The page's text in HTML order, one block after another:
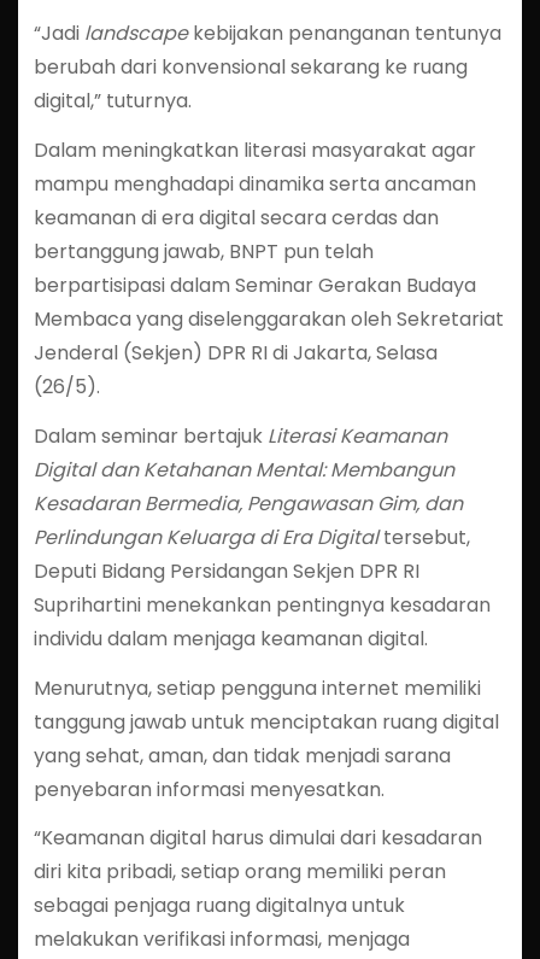
“Jadi landscapekebijakan penanganan tentunya
berubah dari konvensional sekarang ke ruang
digital,” tuturnya.
Dalam meningkatkan literasi masyarakat agar
mampu menghadapi dinamika serta ancaman
keamanan di era digital secara cerdas dan
bertanggung jawab, BNPT pun telah
berpartisipasi dalam Seminar Gerakan Budaya
Membaca yang diselenggarakan oleh Sekretariat
Jenderal (Sekjen) DPR RI di Jakarta, Selasa
(26/5).
Dalam seminar bertajuk Literasi Keamanan
Digital dan Ketahanan Mental: Membangun
Kesadaran Bermedia, Pengawasan Gim, dan
Perlindungan Keluarga di Era Digitaltersebut,
Deputi Bidang Persidangan Sekjen DPR RI
Suprihartini menekankan pentingnya kesadaran
individu dalam menjaga keamanan digital.
Menurutnya, setiap pengguna internet memiliki
tanggung jawab untuk menciptakan ruang digital
yang sehat, aman, dan tidak menjadi sarana
penyebaran informasi menyesatkan.
“Keamanan digital harus dimulai dari kesadaran
diri kita pribadi, setiap orang memiliki peran
sebagai penjaga ruang digitalnya untuk
melakukan verifikasi informasi, menjaga